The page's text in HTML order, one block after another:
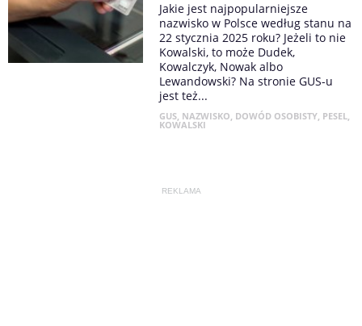
Jakie jest najpopularniejsze
nazwisko w Polsce według stanu na
22 stycznia 2025 roku? Jeżeli to nie
Kowalski, to może Dudek,
Kowalczyk, Nowak albo
Lewandowski? Na stronie GUS-u
jest też...
GUS, NAZWISKO, DOWÓD OSOBISTY, PESEL,
KOWALSKI
REKLAMA